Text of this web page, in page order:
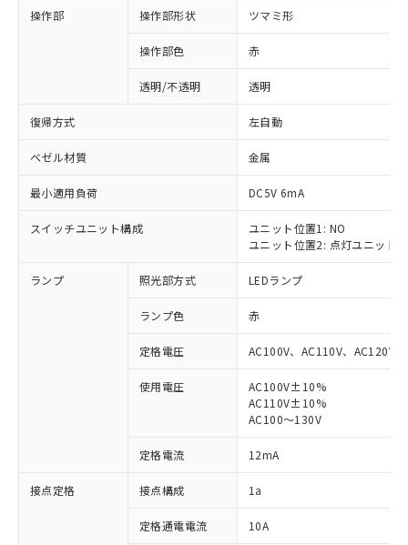
操作部 操作部形状 ツマミ形
操作部色 赤
透明/不透明 透明
復帰方式 左自動
ベゼル材質 金属
最小適用負荷 DC5V 6mA
スイッチユニット構成
ユニット位置1: NO
ユニット位置2: 点灯ユニット
ランプ 照光部方式 LEDランプ
ランプ色 赤
定格電圧 AC100V、AC110V、AC120V
使用電圧
AC100V±10%
AC110V±10%
AC100～130V
定格電流 12mA
接点定格 接点構成 1a
定格通電電流 10A
ご利用条件
対応済み：EU RoHS指令（10物質）の
非含有に対応した製品が提供可能な商品で
す。
対応予定：EU RoHS指令（10物質）の非含
有に対応した製品に切り替える予定のある